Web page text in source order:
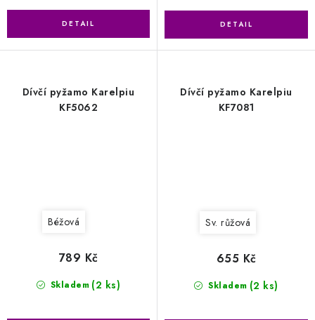
Dívčí pyžamo Karelpiu
KF5062
Béžová
Skladem (2 ks)
789 Kč
Dívčí pyžamo Karelpiu
KF7081
Sv. růžová
Skladem (2 ks)
655 Kč